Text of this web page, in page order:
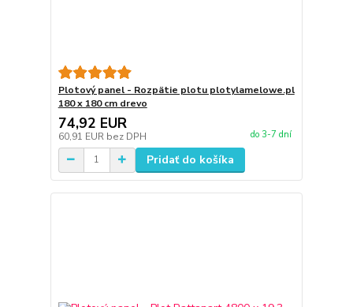
Plotový panel - Rozpätie plotu plotylamelowe.pl
180 x 180 cm drevo
74,92 EUR
60,91 EUR bez DPH do 3-7 dní
Pridať do košíka